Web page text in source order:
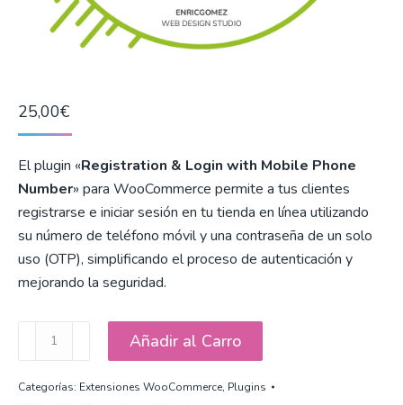
25,00€
El plugin «Registration & Login with Mobile Phone
Number» para WooCommerce permite a tus clientes
registrarse e iniciar sesión en tu tienda en línea utilizando
su número de teléfono móvil y una contraseña de un solo
uso (OTP), simplificando el proceso de autenticación y
mejorando la seguridad.
Registro
inicio
Añadir al Carro
Categorías: Extensiones WooCommerce, Plugins